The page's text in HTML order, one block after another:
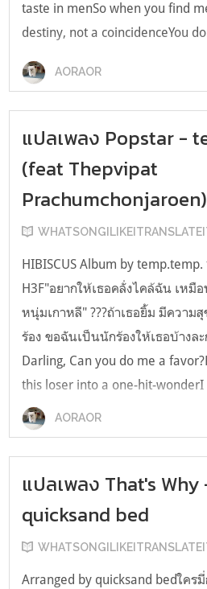
taste in menSo when you find
destiny, not a coincidenceYou
AORAOR
แปลเพลง Popstar -
(feat Thepvipat
Prachumchonjaroen)
HIBISCUS Album by temp.temp.
H3F"อยากให้เธอคลั่งไคล้ฉัน เหมื
หนุ่มเกาหลี" ??‍?ถ้าเธอยิ้ม มีความ
ร้อง ขอฉันเป็นนักร้องให้เธอบ้างล
Darling, Can you do me a
this loser into a one-hit-
write a catchy song but all I ...
AORAOR
แปลเพลง That's Why
quicksand bed
Arranged by quicksand bedใคร